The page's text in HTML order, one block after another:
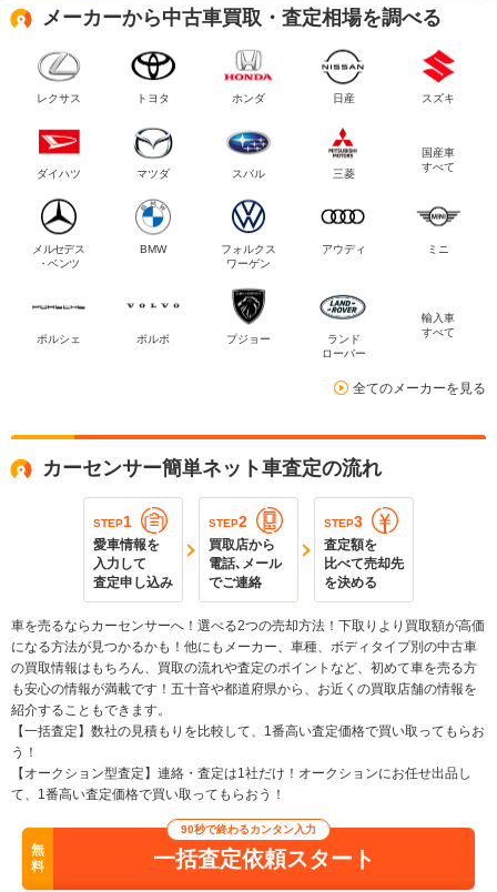
メーカーから中古車買取・査定相場を調べる
レクサス トヨタ ホンダ 日産 スズキ
ダイハツ マツダ スバル 三菱
国産車
すべて
メルセデス
・ベンツ
BMW
フォルクス
ワーゲン
アウディ ミニ
ポルシェ ボルボ プジョー
ランド
ローバー
輸入車
すべて
全てのメーカーを見る
カーセンサー簡単ネット車査定の流れ
STEP1
愛車情報を
入力して
査定申し込み
STEP2
買取店から
電話､メール
でご連絡
STEP3
査定額を
比べて売却先
を決める
車を売るならカーセンサーへ！選べる2つの売却方法！下取りより買取額が高価
になる方法が見つかるかも！他にもメーカー、車種、ボディタイプ別の中古車
の買取情報はもちろん、買取の流れや査定のポイントなど、初めて車を売る方
も安心の情報が満載です！五十音や都道府県から、お近くの買取店舗の情報を
紹介することもできます。
【一括査定】数社の見積もりを比較して、1番高い査定価格で買い取ってもらお
う！
【オークション型査定】連絡・査定は1社だけ！オークションにお任せ出品し
て、1番高い査定価格で買い取ってもらおう！
無
料
90秒で終わるカンタン入力
一括査定依頼スタート